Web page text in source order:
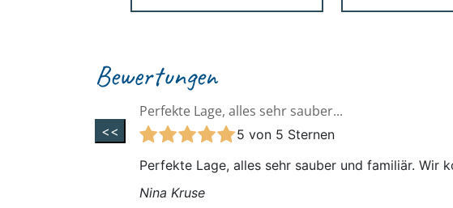
Bewertungen
<<
Perfekte Lage, alles sehr sauber...
5 von 5 Sternen
Perfekte Lage, alles sehr sauber und familiär. Wir
Nina Kruse